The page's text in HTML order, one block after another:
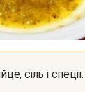
сіль і спеції.